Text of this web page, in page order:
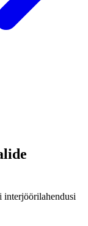
interjöörilahendusi